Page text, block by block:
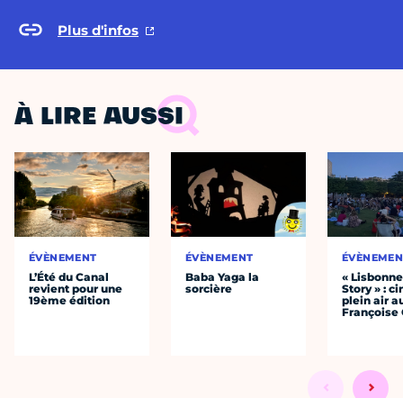
Plus d'infos
À LIRE AUSSI
ÉVÈNEMENT
L’Été du Canal
revient pour une
19ème édition
ÉVÈNEMENT
Baba Yaga la
sorcière
« Lisbonne
Story » :
plein air
Françoise